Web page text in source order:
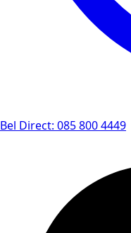
Bel Direct: 085 800 4449